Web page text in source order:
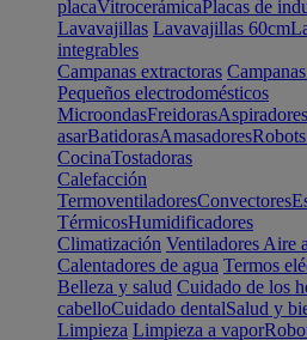
placaVitrocerámicaPlacas de
Lavavajillas Lavavajillas 60cm
integrables
Campanas extractoras
Pequeños electrodomésticos
MicroondasFreidorasAspiradores
asarBatidorasAmasadores
CocinaTostadoras
Calefacción
TermoventiladoresConvectores
TérmicosHumidificadores
Climatización Ventiladores Aire
Calentadores de agua Termos
Belleza y salud Cuidado de los
cabelloCuidado dentalSalud y
Limpieza Limpieza a vapor